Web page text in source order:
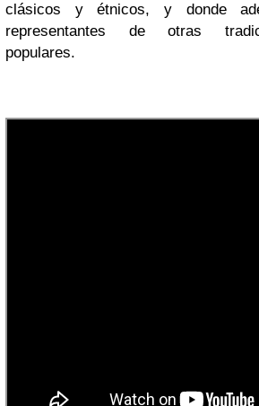
clásicos y étnicos, y donde
representantes de otras
populares.